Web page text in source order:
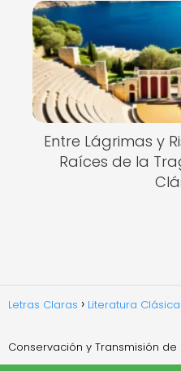
Entre Lágrimas y
Raíces de la
Letras Claras Literatura Clásica
Conservación y Transmisión